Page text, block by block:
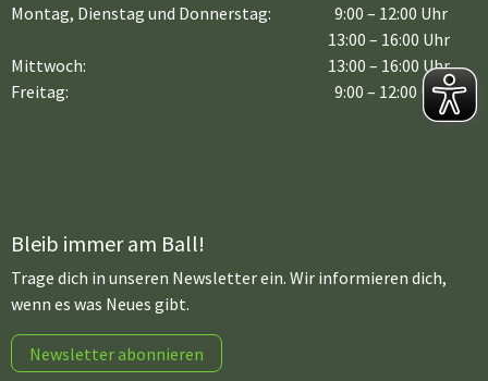
Montag, Dienstag und Donnerstag:
9:00 – 12:00 Uhr
13:00 – 16:00 Uhr
Mittwoch:
Freitag:
13:00 – 16:00 Uhr
9:00 – 12:00 Uhr
Bleib immer am Ball!
Trage dich in unseren Newsletter ein. Wir informieren dich,
wenn es was Neues gibt.
Newsletter abonnieren